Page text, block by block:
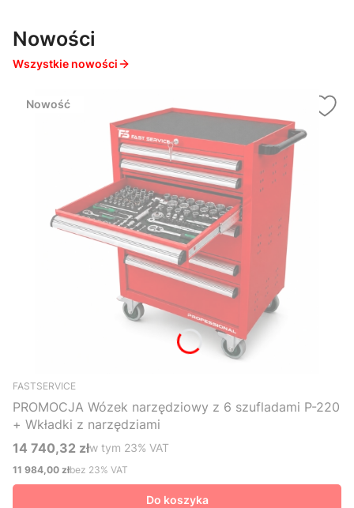
Nowości
Wszystkie nowości
Nowość
FASTSERVICE
PROMOCJA Wózek narzędziowy z 6 szufladami P-220
+ Wkładki z narzędziami
Cena brutto
14 740,32 złw tym %s VAT
w tym 23% VAT
Cena netto
11 984,00 złbez 23% VAT
Do koszyka